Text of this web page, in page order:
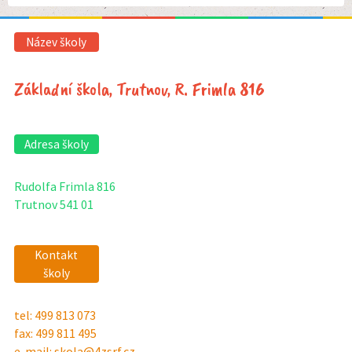
Název školy
Základní škola, Trutnov, R. Frimla 816
Adresa školy
Rudolfa Frimla 816
Trutnov 541 01
Kontakt
školy
tel: 499 813 073
fax: 499 811 495